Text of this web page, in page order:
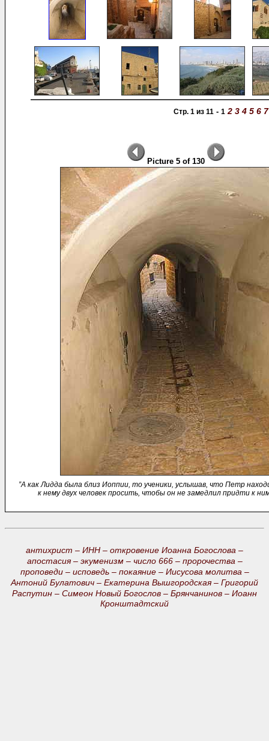
Стр. 1 из 11 - 1 2 3 4 5 6 7
Picture 5 of 130
”А как Лидда была близ Иоппии, то ученики, услышав, что Петр
к нему двух человек просить, чтобы он не замедлил придти к
антихрист – ИНН – откровение Иоанна Богослова –
апостасия – экуменизм – число 666 – пророчества –
проповеди – исповедь – покаяние – Иисусова молитва –
Антоний Булатович – Екатерина Вышгородская – Григорий
Распутин – Симеон Новый Богослов – Брянчанинов – Иоанн
Кронштадтский